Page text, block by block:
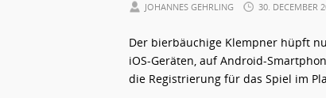
JOHANNES GEHRLING 30. DECEMBER
Der bierbäuchige Klempner hüpft
iOS-Geräten, auf Android-
die Registrierung für das Spiel im